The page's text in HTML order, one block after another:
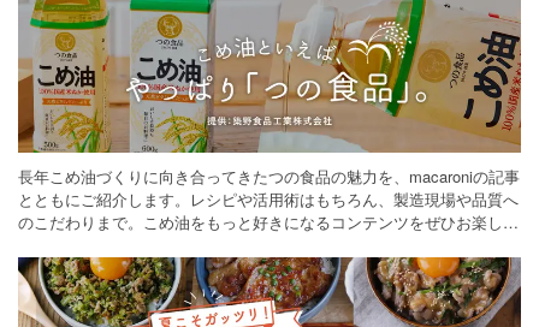
長年こめ油づくりに向き合ってきたつの食品の魅力を、macaroniの記事
とともにご紹介します。レシピや活用術はもちろん、製造現場や品質へ
のこだわりまで。こめ油をもっと好きになるコンテンツをぜひお楽しみ